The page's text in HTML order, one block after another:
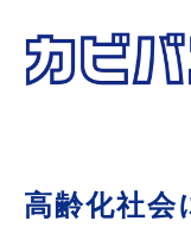
高齢化社会